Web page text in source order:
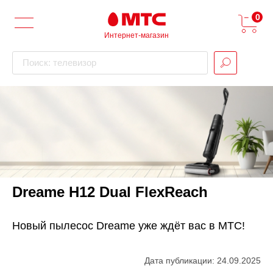
Интернет-магазин
Поиск: телевизор
0
Dreame H12 Dual FlexReach
Новый пылесос Dreame уже ждёт вас в МТС!
Дата публикации: 24.09.2025